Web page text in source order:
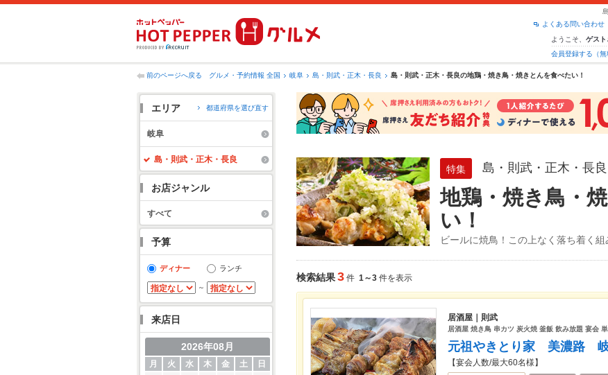
よくある問い合わせ
ようこそ、 ゲスト
会員登録する（無
前のページへ戻る グルメ・予約情報 全国 岐阜 島・則武・正木・長良 島・則武・正木・長良の地鶏・焼き鳥・焼きとんを食べたい！
エリア 都道府県を選び直す
岐阜
島・則武・正木・長良
お店ジャンル
すべて
予算
ディナー ランチ
～
来店日
2026年08月
月 火 水 木 金 土
日
特集 島・則武・正木・長良
地鶏・焼き鳥・
い！
ビールに焼鳥！この上なく落ち着く組
検索結果3 件 1～3 件を表示
居酒屋｜則武
居酒屋 焼き鳥 串カツ 炭火焼 釜飯 飲み放題 宴会
元祖やきとり家 美濃路
【宴会人数/最大60名様】